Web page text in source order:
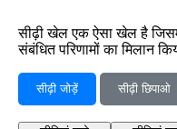
सीढ़ी खेल एक ऐसा खेल है
संबंधित परिणामों का मिलान